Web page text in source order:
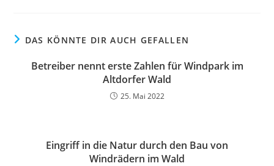
DAS KÖNNTE DIR AUCH GEFALLEN
Betreiber nennt erste Zahlen für Windpark im
Altdorfer Wald
25. Mai 2022
Eingriff in die Natur durch den Bau von
Windrädern im Wald